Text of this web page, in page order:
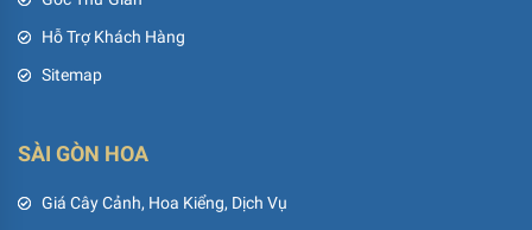
Hỗ Trợ Khách Hàng
Sitemap
SÀI GÒN HOA
Giá Cây Cảnh, Hoa Kiểng, Dịch Vụ